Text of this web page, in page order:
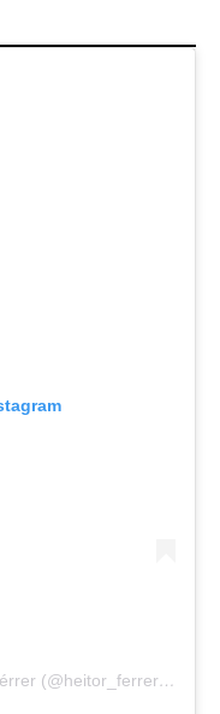
Um post compartilhado por Heitor Férrer (@heitor_ferrer77)